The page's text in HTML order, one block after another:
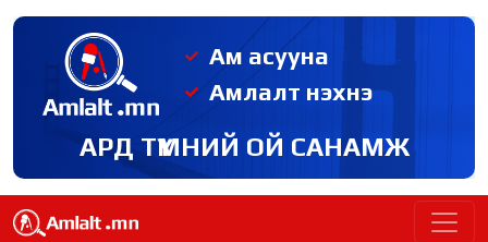
Ам асууна
Амлалт нэхнэ
АРД ТҮМНИЙ ОЙ САНАМЖ